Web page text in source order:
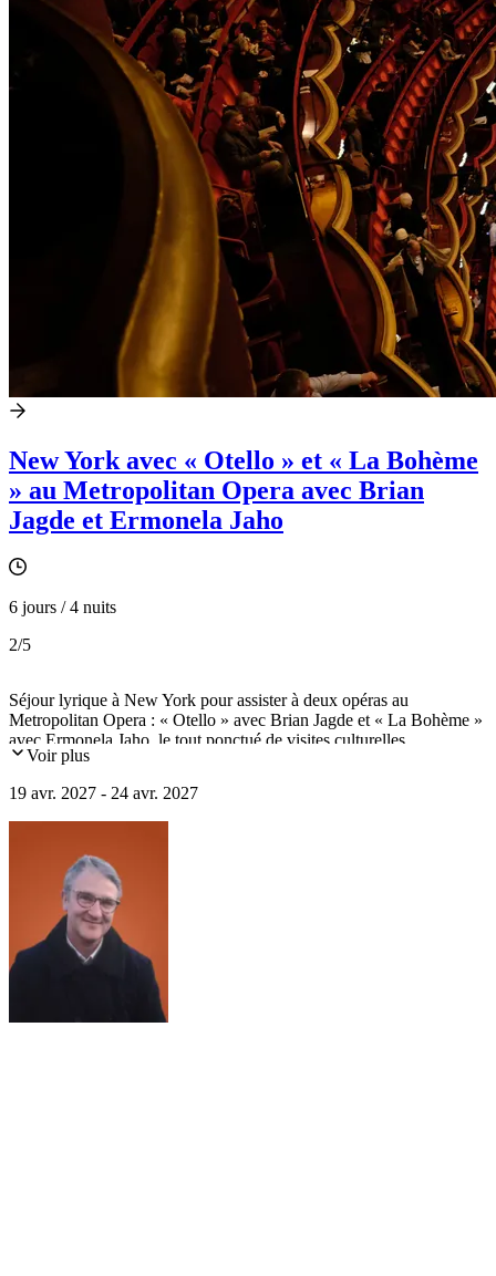
New York avec « Otello » et « La Bohème
» au Metropolitan Opera avec Brian
Jagde et Ermonela Jaho
6 jours / 4 nuits
2/5
Séjour lyrique à New York pour assister à deux opéras au
Metropolitan Opera : « Otello » avec Brian Jagde et « La Bohème »
avec Ermonela Jaho, le tout ponctué de visites culturelles.
Voir plus
19 avr. 2027 - 24 avr. 2027